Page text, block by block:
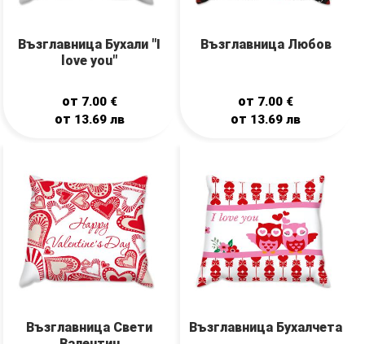
Възглавница Бухали "I
love you"
от 7.00 €
от 13.69 лв
Възглавница Любов
от 7.00 €
от 13.69лв
Възглавница Свети
Възглавница Бухалчета